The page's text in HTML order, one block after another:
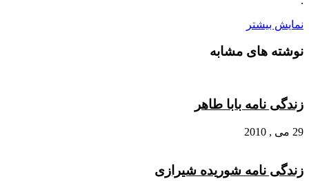
نمایش بیشتر
نوشته های مشابه
زندگی نامه بابا طاهر
29 می , 2010
زندگی نامه شوریده شیرازی